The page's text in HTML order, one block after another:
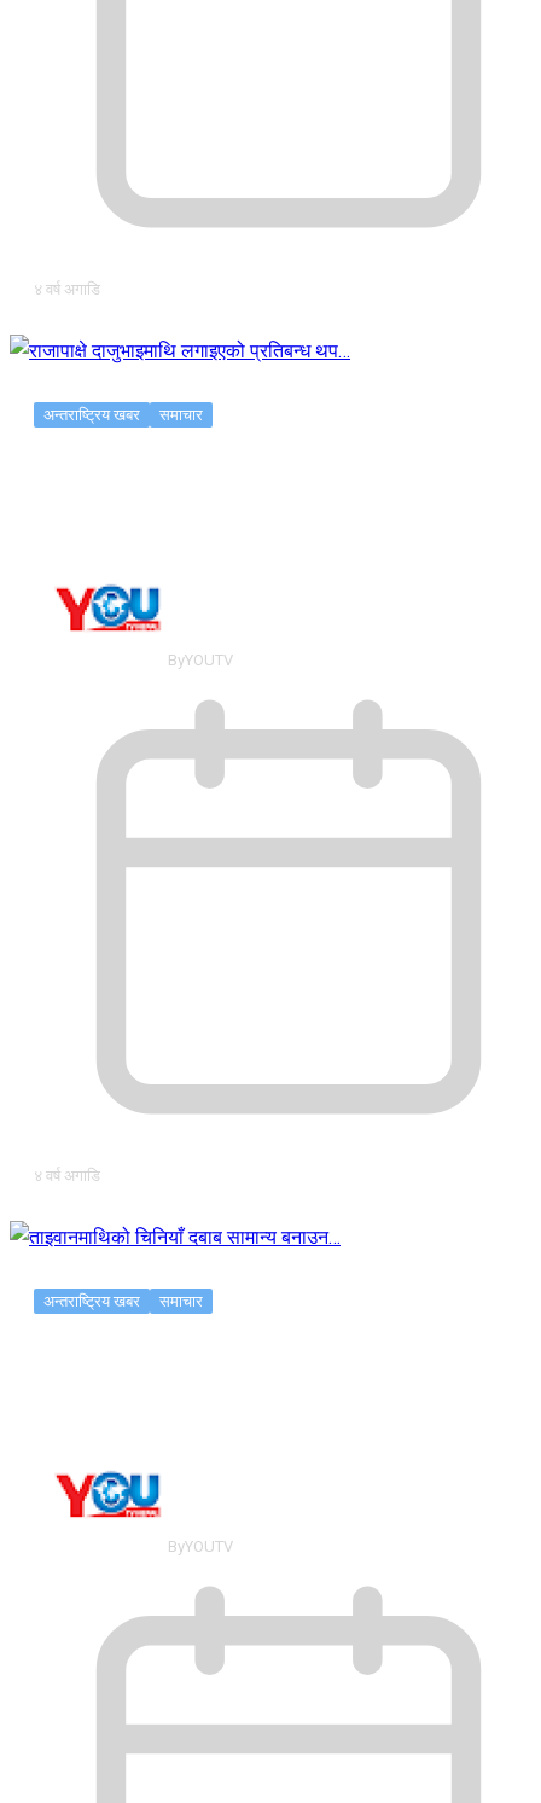
४ वर्ष अगाडि
अन्तराष्ट्रिय खबर समाचार
ByYOUTV
४ वर्ष अगाडि
अन्तराष्ट्रिय खबर समाचार
ByYOUTV